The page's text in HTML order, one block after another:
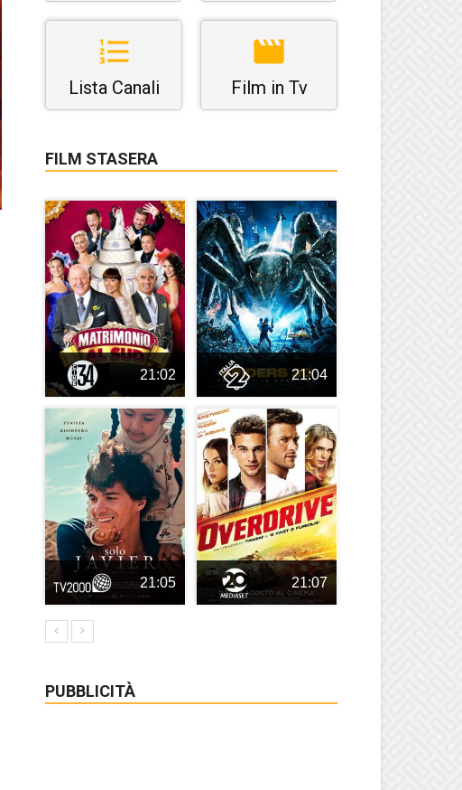
Lista Canali Film in Tv
FILM STASERA
21:02 21:04
21:05 21:07
PUBBLICITÀ